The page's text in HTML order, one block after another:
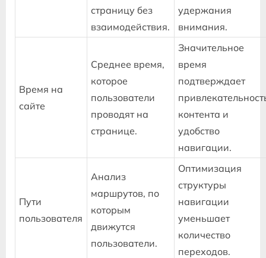
страницу без
взаимодействия.
удержания
внимания.
Время на
сайте
Среднее время,
которое
пользователи
проводят на
странице.
Значительное
время
подтверждает
контента и
удобство
навигации.
Пути
пользователя
Анализ
маршрутов, по
которым
движутся
пользователи.
Оптимизация
структуры
навигации
уменьшает
количество
переходов.